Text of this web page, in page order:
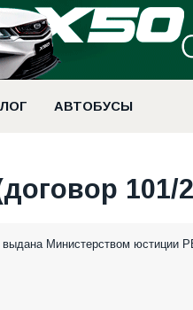
АВТОБУСЫ
101/
Министерством юстиции